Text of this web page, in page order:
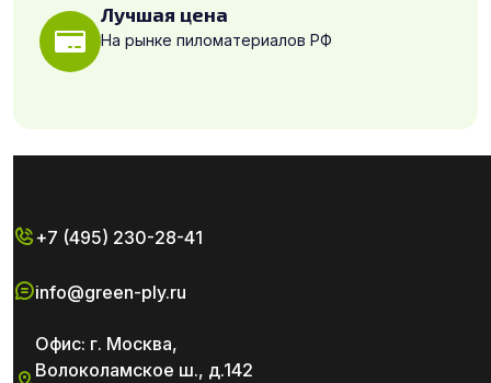
Лучшая цена
На рынке пиломатериалов РФ
+7 (495) 230-28-41
info@green-ply.ru
Офис: г. Москва,
Волоколамское ш., д.142